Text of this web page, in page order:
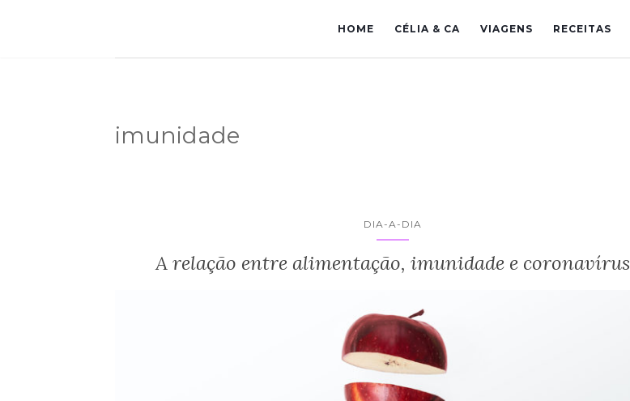
HOME CÉLIA & CA VIAGENS RECEITAS
imunidade
DIA-A-DIA
A relação entre alimentação, imunidade e coronavírus